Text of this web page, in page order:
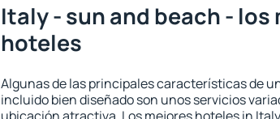
Italy - sun and beach - los
hoteles
Algunas de las principales características de
incluido bien diseñado son unos servicios